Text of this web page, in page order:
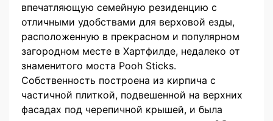
впечатляющую семейную резиденцию с
отличными удобствами для верховой езды,
расположенную в прекрасном и популярном
загородном месте в Хартфилде, недалеко от
знаменитого моста Pooh Sticks.
Собственность построена из кирпича с
частичной плиткой, подвешенной на верхних
фасадах под черепичной крышей, и была